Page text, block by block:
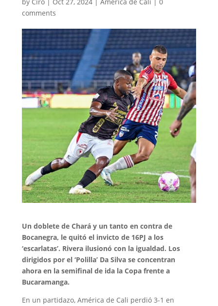
comments
Un doblete de Chará y un tanto en contra de
Bocanegra, le quitó el invicto de 16PJ a los
‘escarlatas’. Rivera ilusionó con la igualdad. Los
dirigidos por el ‘Polilla’ Da Silva se concentran
ahora en la semifinal de ida la Copa frente a
Bucaramanga.
En un partidazo, América de Cali perdió 3-1 en